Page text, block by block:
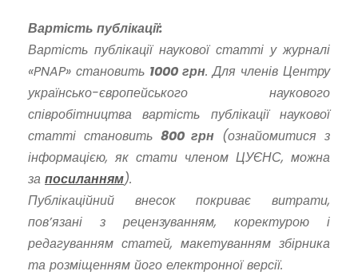
Вартість публікації:
Вартість публікації наукової статті у журналі
«PNAP» становить 1000 грн. Для членів Центру
українсько-європейського наукового
співробітництва вартість публікації наукової
статті становить 800 грн (ознайомитися з
інформацією, як стати членом ЦУЄНС, можна
за посиланням).
Публікаційний внесок покриває витрати,
пов’язані з рецензуванням, коректурою і
редагуванням статей, макетуванням збірника
та розміщенням його електронної версії.